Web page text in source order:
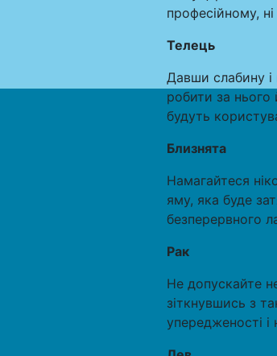
професійному,
Телець
Давши слабину
робити за нього
будуть
Близнята
Намагайтеся
яму, яка буде
безперервного
Рак
Не допускайте
зіткнувшись з
упередженості і